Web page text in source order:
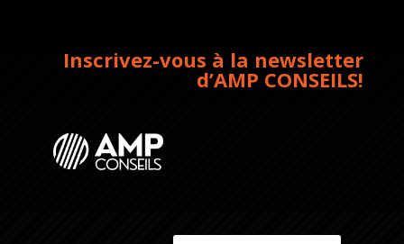
Inscrivez-vous à la newsletter
d’AMP CONSEILS!